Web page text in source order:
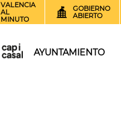
VALENCIA
AL
MINUTO
GOBIERNO
ABIERTO
AYUNTAMIENTO